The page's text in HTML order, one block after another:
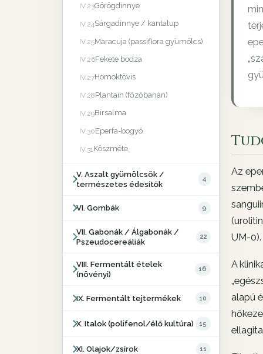
IV.23Görögdinnye
IV.24Sárgadinnye / kantalup
IV.25Maracuja (passiflora gyümölcs)
IV.26Fekete bodza
IV.27Homoktövis
IV.28Plantain (főzőbanán)
IV.29Birsalma
IV.30Eperfa-bogyó
IV.31 Köszméte
V. Aszalt gyümölcsök /
természetes édesítők
4
VI. Gombák 9
VII. Gabonák / Álgabonák /
Pszeudocereáliák
22
VIII. Fermentált ételek
(növényi)
16
IX. Fermentált tejtermékek 10
X. Italok (polifenol/élő kultúra) 15
XI. Olajok/zsírok 11
Az
UM-0).
A
alapú